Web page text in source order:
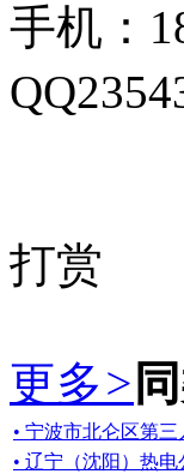
手机：
打赏
更多>
• 宁波市北仑区第
• 辽宁（沈阳）热